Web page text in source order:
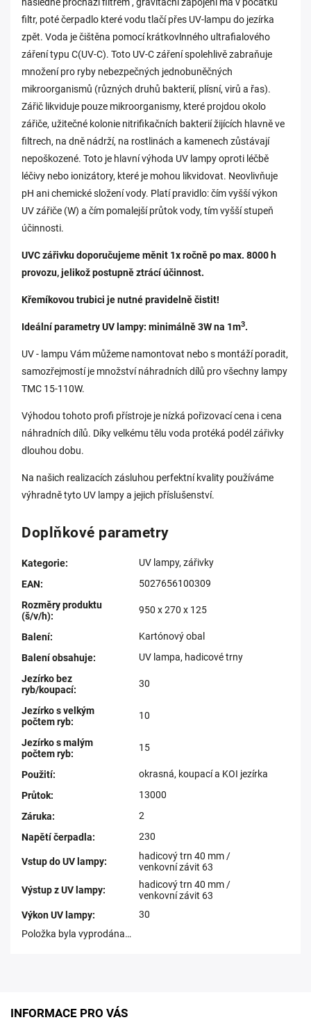
filtr, poté čerpadlo které vodu tlačí přes UV-lampu do jezírka
zpět. Voda je čištěna pomocí krátkovlnného ultrafialového
záření typu C(UV-C). Toto UV-C záření spolehlivě zabraňuje
množení pro ryby nebezpečných jednobuněčných
mikroorganismů (různých druhů bakterií, plísní, virů a řas).
Zářič likviduje pouze mikroorganismy, které projdou okolo
zářiče, užitečné kolonie nitrifikačních bakterií žijících hlavně ve
filtrech, na dně nádrží, na rostlinách a kamenech zůstávají
nepoškozené. Toto je hlavní výhoda UV lampy oproti léčbě
léčivy nebo ionizátory, které je mohou likvidovat. Neovlivňuje
pH ani chemické složení vody. Platí pravidlo: čím vyšší výkon
UV zářiče (W) a čím pomalejší průtok vody, tím vyšší stupeň
účinnosti.
UVC zářivku doporučujeme měnit 1x ročně po max. 8000 h
provozu, jelikož postupně ztrácí účinnost.
Křemíkovou trubici je nutné pravidelně čistit!
Ideální parametry UV lampy: minimálně 3W na 1m3.
UV - lampu Vám můžeme namontovat nebo s montáží poradit,
samozřejmostí je množství náhradních dílů pro všechny lampy
TMC 15-110W.
Výhodou tohoto profi přístroje je nízká pořizovací cena i cena
náhradních dílů. Díky velkému tělu voda protéká podél zářivky
dlouhou dobu.
Na našich realizacích zásluhou perfektní kvality používáme
výhradně tyto UV lampy a jejich příslušenství.
Doplňkové parametry
Kategorie:
UV lampy, zářivky
EAN:
5027656100309
Rozměry produktu
(š/v/h):
950 x 270 x 125
Balení:
Kartónový obal
Balení obsahuje:
UV lampa, hadicové trny
Jezírko bez
ryb/koupací:
30
Jezírko s velkým
počtem ryb:
10
Jezírko s malým
počtem ryb:
15
Použití:
okrasná, koupací a KOI jezírka
Průtok:
13000
Záruka:
2
Napětí čerpadla: 230
Vstup do UV lampy:
hadicový trn 40 mm /
venkovní závit 63
Výstup z UV lampy:
hadicový trn 40 mm /
venkovní závit 63
Výkon UV lampy:
30
Položka byla vyprodána…
INFORMACE PRO VÁS